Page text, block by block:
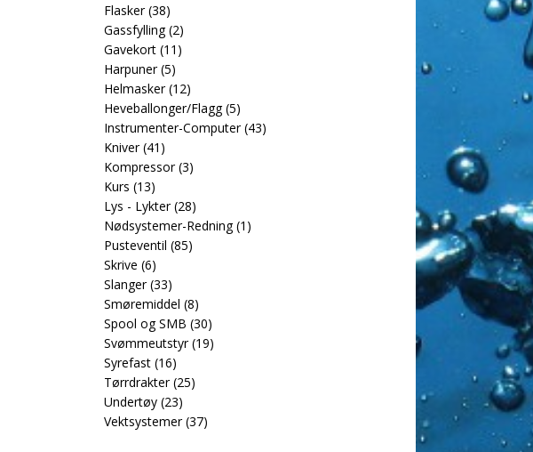
Flasker (38)
Gassfylling (2)
Gavekort (11)
Harpuner (5)
Helmasker (12)
Heveballonger/Flagg (5)
Instrumenter-Computer (43)
Kniver (41)
Kompressor (3)
Kurs (13)
Lys - Lykter (28)
Nødsystemer-Redning (1)
Pusteventil (85)
Skrive (6)
Slanger (33)
Smøremiddel (8)
Spool og SMB (30)
Svømmeutstyr (19)
Syrefast (16)
Tørrdrakter (25)
Undertøy (23)
Vektsystemer (37)